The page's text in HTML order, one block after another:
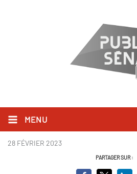
MENU
Michaël Delafosse.jpg
28 FÉVRIER 2023
PARTAGER SUR :